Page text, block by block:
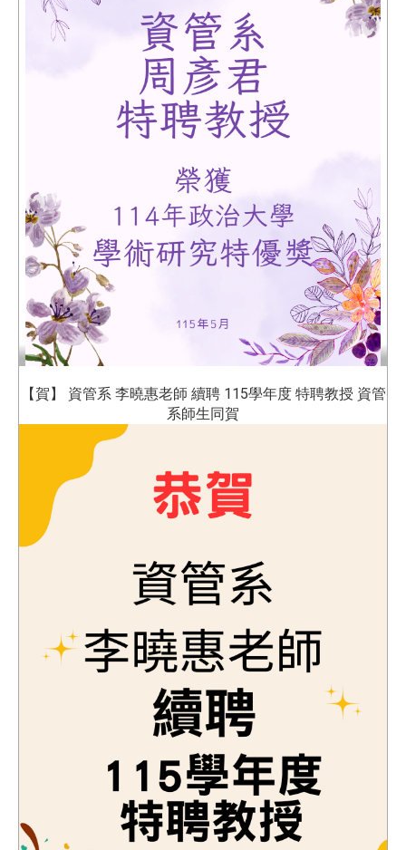
【賀】 資管系 李曉惠老師 續聘 115學年度 特聘教授 資管
系師生同賀